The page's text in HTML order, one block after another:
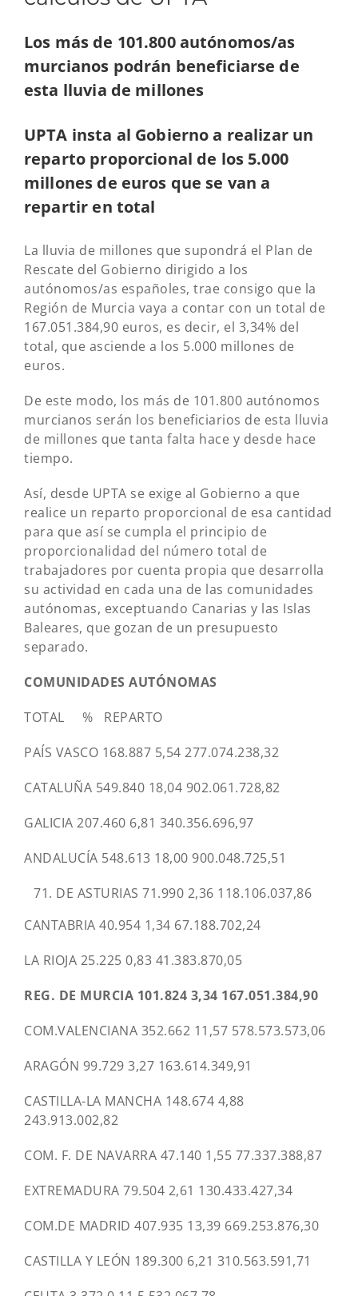
Los más de 101.800 autónomos/as
murcianos podrán beneficiarse de
esta lluvia de millones
UPTA insta al Gobierno a realizar un
reparto proporcional de los 5.000
millones de euros que se van a
repartir en total
La lluvia de millones que supondrá el Plan de
Rescate del Gobierno dirigido a los
autónomos/as españoles, trae consigo que la
Región de Murcia vaya a contar con un total de
167.051.384,90 euros, es decir, el 3,34% del
total, que asciende a los 5.000 millones de
euros.
De este modo, los más de 101.800 autónomos
murcianos serán los beneficiarios de esta lluvia
de millones que tanta falta hace y desde hace
tiempo.
Así, desde UPTA se exige al Gobierno a que
realice un reparto proporcional de esa cantidad
para que así se cumpla el principio de
proporcionalidad del número total de
trabajadores por cuenta propia que desarrolla
su actividad en cada una de las comunidades
autónomas, exceptuando Canarias y las Islas
Baleares, que gozan de un presupuesto
separado.
COMUNIDADES AUTÓNOMAS
TOTAL % REPARTO
PAÍS VASCO 168.887 5,54 277.074.238,32
CATALUÑA 549.840 18,04 902.061.728,82
GALICIA 207.460 6,81 340.356.696,97
ANDALUCÍA 548.613 18,00 900.048.725,51
DE ASTURIAS 71.990 2,36 118.106.037,86
CANTABRIA 40.954 1,34 67.188.702,24
LA RIOJA 25.225 0,83 41.383.870,05
REG. DE MURCIA 101.824 3,34 167.051.384,90
COM.VALENCIANA 352.662 11,57 578.573.573,06
ARAGÓN 99.729 3,27 163.614.349,91
CASTILLA-LA MANCHA 148.674 4,88
243.913.002,82
COM. F. DE NAVARRA 47.140 1,55 77.337.388,87
EXTREMADURA 79.504 2,61 130.433.427,34
COM.DE MADRID 407.935 13,39 669.253.876,30
CASTILLA Y LEÓN 189.300 6,21 310.563.591,71